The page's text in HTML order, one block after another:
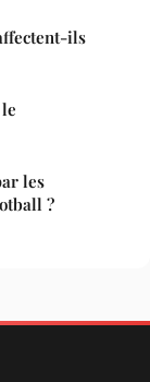
ils
les
?